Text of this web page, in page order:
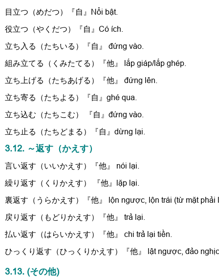
目立つ（めだつ）『自』Nổi bật.
役立つ（やくだつ）『自』Có ích.
立ち入る（たちいる）『自』 đứng vào.
組み立てる（くみたてる）『他』 lắp giáp/lắp ghép.
立ち上げる（たちあげる）『他』 đứng lên.
立ち寄る（たちよる）『自』ghé qua.
立ち込む（たちこむ） 『自』đứng vào.
立ち止る（たちどまる）『自』dừng lại.
3.12. ～返す（かえす）
言い返す（いいかえす）『他』 nói lại.
繰り返す（くりかえす） 『他』lặp lại.
裏返す（うらかえす）『他』 lộn ngược, lộn trái (từ mặt phải
戻り返す（もどりかえす）『他』 trả lại.
払い返す（はらいかえす）『他』 chi trả lại tiền.
ひっくり返す（ひっくりかえす）『他』 lật ngược, đảo
3.13. (その他)